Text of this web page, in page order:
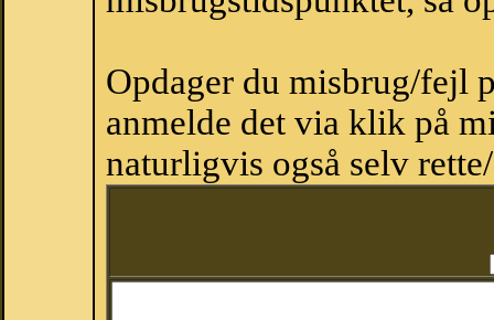
Opdager du misbrug/fejl
anmelde det via klik på
naturligvis også selv